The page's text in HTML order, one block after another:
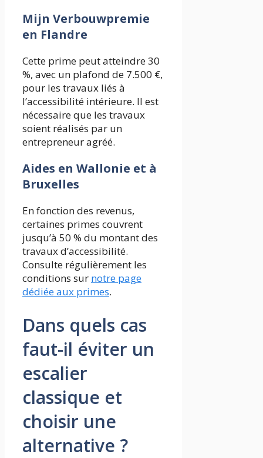
Mijn Verbouwpremie
en Flandre
Cette prime peut atteindre 30
%, avec un plafond de 7.500 €,
pour les travaux liés à
l’accessibilité intérieure. Il est
nécessaire que les travaux
soient réalisés par un
entrepreneur agréé.
Aides en Wallonie et à
Bruxelles
En fonction des revenus,
certaines primes couvrent
jusqu’à 50 % du montant des
travaux d’accessibilité.
Consulte régulièrement les
conditions sur notre page
dédiée aux primes.
Dans quels cas
faut-il éviter un
escalier
classique et
choisir une
alternative ?